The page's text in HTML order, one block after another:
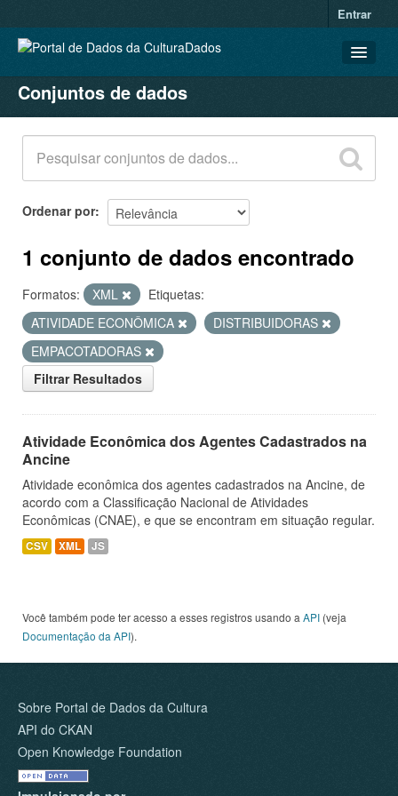
Entrar
CONJUNTOS DE DADOS
ORGANIZAÇÕES
GRUPOS
SOBRE
Conjuntos de dados
Ordenar por
1 conjunto de dados encontrado
Formatos: XML
Etiquetas:
ATIVIDADE ECONÔMICA
DISTRIBUIDORAS
EMPACOTADORAS
Filtrar Resultados
Atividade Econômica dos Agentes Cadastrados na
Ancine
Atividade econômica dos agentes cadastrados na Ancine, de
acordo com a Classificação Nacional de Atividades
Econômicas (CNAE), e que se encontram em situação regular.
CSV XML JS
Você também pode ter acesso a esses registros usando a API (veja
Documentação da API).
Sobre Portal de Dados da Cultura
API do CKAN
Open Knowledge Foundation